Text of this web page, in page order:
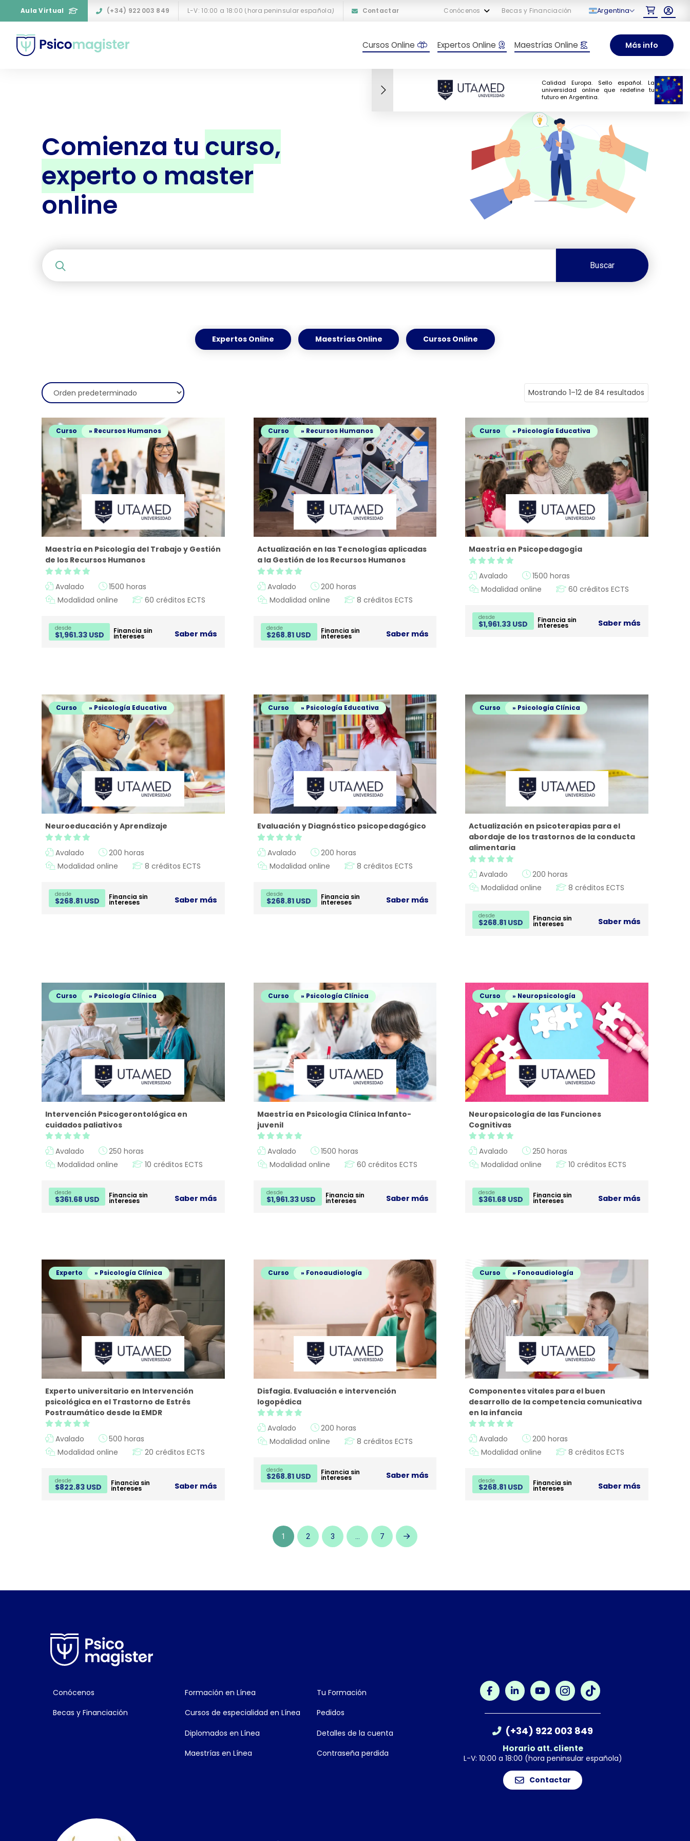
Aula Virtual (+34) 922 003 849 L-V: 10:00 a 18:00 (hora peninsular española) Contactar Conócenos Becas y Financiación Argentina
Cursos Online Expertos Online Maestrías Online Más info
Calidad Europa. Sello español. La
universidad online que redefine tu
futuro en Argentina.
Comienza tu curso,
experto o master
online
Buscar
Expertos Online Maestrías Online Cursos Online
Mostrando 1–12 de 84 resultados
Curso » Recursos Humanos
Maestría en Psicología del Trabajo y Gestión
de los Recursos Humanos
Avalado
1500 horas
Modalidad online
60 créditos ECTS
desde
$1,961.33 USD Financia sin
intereses Saber más
Curso » Recursos Humanos
Actualización en las Tecnologías aplicadas
a la Gestión de los Recursos Humanos
Avalado
200 horas
Modalidad online
8 créditos ECTS
desde
$268.81 USD Financia sin
intereses Saber más
Curso » Psicología Educativa
Maestría en Psicopedagogía
Avalado
1500 horas
Modalidad online
60 créditos ECTS
desde
$1,961.33 USD Financia sin
intereses Saber más
Curso » Psicología Educativa
Neuroeducación y Aprendizaje
Avalado
200 horas
Modalidad online
8 créditos ECTS
desde
$268.81 USD Financia sin
intereses Saber más
Curso » Psicología Educativa
Evaluación y Diagnóstico psicopedagógico
Avalado
200 horas
Modalidad online
8 créditos ECTS
desde
$268.81 USD Financia sin
intereses Saber más
Curso » Psicología Clínica
Actualización en psicoterapias para el
abordaje de los trastornos de la conducta
alimentaria
Avalado
200 horas
Modalidad online
8 créditos ECTS
desde
$268.81 USD Financia sin
intereses Saber más
Curso » Psicología Clínica
Intervención Psicogerontológica en
cuidados paliativos
Avalado
250 horas
Modalidad online
10 créditos ECTS
desde
$361.68 USD Financia sin
intereses Saber más
Curso » Psicología Clínica
Maestría en Psicología Clínica Infanto-
juvenil
Avalado
1500 horas
Modalidad online
60 créditos ECTS
desde
$1,961.33 USD Financia sin
intereses Saber más
Curso » Neuropsicología
Neuropsicología de las Funciones
Cognitivas
Avalado
250 horas
Modalidad online
10 créditos ECTS
desde
$361.68 USD Financia sin
intereses Saber más
Experto » Psicología Clínica
Experto universitario en Intervención
psicológica en el Trastorno de Estrés
Postraumático desde la EMDR
Avalado
500 horas
Modalidad online
20 créditos ECTS
desde
$822.83 USD Financia sin
intereses Saber más
Curso » Fonoaudiología
Disfagia. Evaluación e intervención
logopédica
Avalado
200 horas
Modalidad online
8 créditos ECTS
desde
$268.81 USD Financia sin
intereses Saber más
Curso » Fonoaudiología
Componentes vitales para el buen
desarrollo de la competencia comunicativa
en la infancia
Avalado
200 horas
Modalidad online
8 créditos ECTS
desde
$268.81 USD Financia sin
intereses Saber más
1 2 3 7 Next
Conócenos
Becas y Financiación
Formación en Línea
Cursos de especialidad en Línea
Diplomados en Línea
Maestrías en Línea
Tu Formación
Pedidos
Detalles de la cuenta
Contraseña perdida
(+34) 922 003 849
Horario att. cliente
L-V: 10:00 a 18:00 (hora peninsular española)
Contactar
¿Necesitas más información sobre un curso?